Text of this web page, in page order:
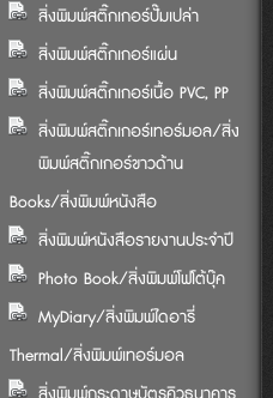
สิ่งพิมพ์สติ๊กเกอร์ปั๊มเปล่า
สิ่งพิมพ์สติ๊กเกอร์แผ่น
สิ่งพิมพ์สติ๊กเกอร์เนื้อ PVC, PP
สิ่งพิมพ์สติ๊กเกอร์เทอร์มอล/สิ่ง
พิมพ์สติ๊กเกอร์ขาวด้าน
Books/สิ่งพิมพ์หนังสือ
สิ่งพิมพ์หนังสือรายงานประจำปี
Photo Book/สิ่งพิมพ์โฟโต้บุ๊ค
MyDiary/สิ่งพิมพ์ไดอารี่
Thermal/สิ่งพิมพ์เทอร์มอล